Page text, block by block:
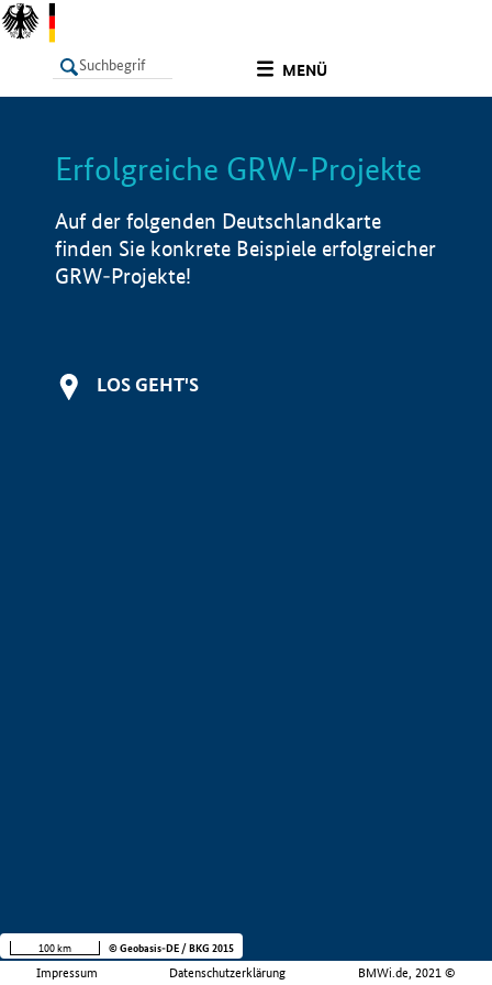
MENÜ
LISTE Info
Erfolgreiche GRW-Projekte
Auf der folgenden Deutschlandkarte
finden Sie konkrete Beispiele erfolgreicher
GRW-Projekte!
LOS GEHT'S
Impressum Datenschutzerklärung BMWi.de, 2021 ©
100 km © Geobasis-DE / BKG 2015